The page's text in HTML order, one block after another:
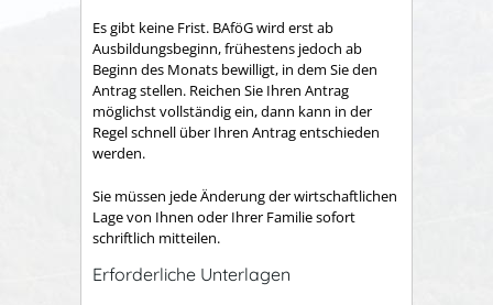
Es gibt keine Frist. BAföG wird erst ab
Ausbildungsbeginn, frühestens jedoch ab
Beginn des Monats bewilligt, in dem Sie den
Antrag stellen. Reichen Sie Ihren Antrag
möglichst vollständig ein, dann kann in der
Regel schnell über Ihren Antrag entschieden
werden.
Sie müssen jede Änderung der wirtschaftlichen
Lage von Ihnen oder Ihrer Familie sofort
schriftlich mitteilen.
Erforderliche Unterlagen